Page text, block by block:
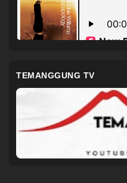
TEMANGGUNG TV